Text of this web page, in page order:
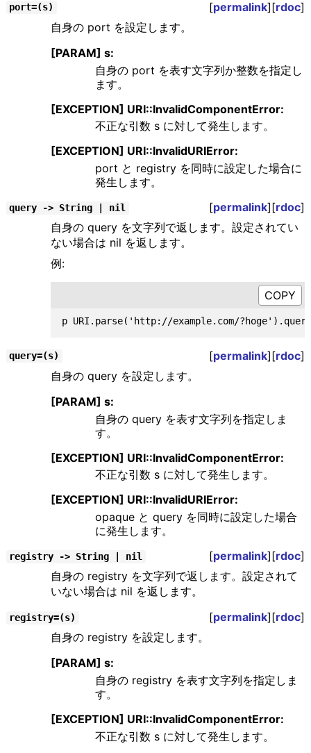
port=(s) [permalink][rdoc]
自身の port を設定します。
[PARAM] s:
自身の port を表す文字列か整数を指定し
ます。
[EXCEPTION] URI::InvalidComponentError:
不正な引数 s に対して発生します。
[EXCEPTION] URI::InvalidURIError:
port と registry を同時に設定した場合に
発生します。
query -> String | nil [permalink][rdoc]
自身の query を文字列で返します。設定されてい
ない場合は nil を返します。
例:
query=(s) [permalink][rdoc]
自身の query を設定します。
[PARAM] s:
自身の query を表す文字列を指定しま
す。
[EXCEPTION] URI::InvalidComponentError:
不正な引数 s に対して発生します。
[EXCEPTION] URI::InvalidURIError:
opaque と query を同時に設定した場合
に発生します。
registry -> String | nil [permalink][rdoc]
自身の registry を文字列で返します。設定されて
いない場合は nil を返します。
registry=(s) [permalink][rdoc]
自身の registry を設定します。
[PARAM] s:
自身の registry を表す文字列を指定しま
す。
[EXCEPTION] URI::InvalidComponentError:
不正な引数 s に対して発生します。